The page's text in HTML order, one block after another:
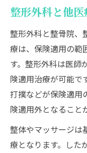
整形外科と他
整形外科と整骨院、
療は、保険適用の範
す。整形外科は医師
険適用治療が可能で
打撲などが保険適用
険適用外となること
整体やマッサージは
療となります。した